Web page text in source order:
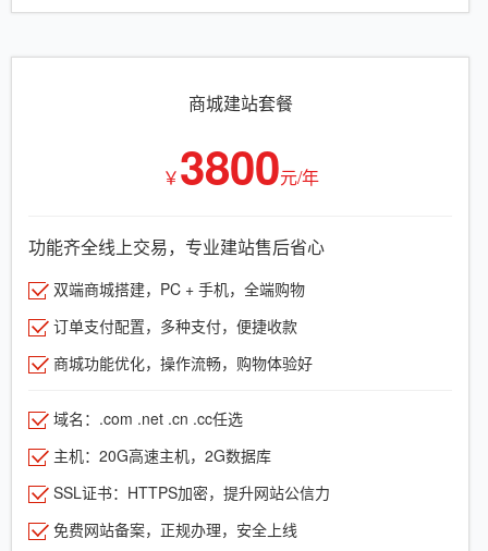
商城建站套餐
￥3800元/年
功能齐全线上交易，专业建站售后省心
双端商城搭建，PC + 手机，全端购物
订单支付配置，多种支付，便捷收款
商城功能优化，操作流畅，购物体验好
域名：.com .net .cn .cc任选
主机：20G高速主机，2G数据库
SSL证书：HTTPS加密，提升网站公信力
免费网站备案，正规办理，安全上线